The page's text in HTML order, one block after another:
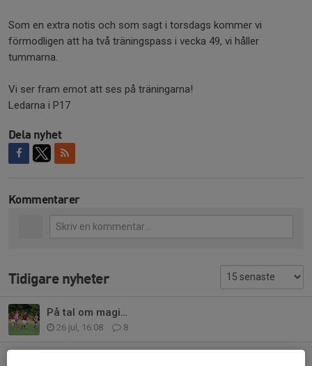
Som en extra notis och som sagt i torsdags kommer vi
förmodligen att ha två träningspass i vecka 49, vi håller
tummarna.
Vi ser fram emot att ses på träningarna!
Ledarna i P17
Dela nyhet
Kommentarer
Tidigare nyheter
På tal om magi…
26 jul, 16:08 8